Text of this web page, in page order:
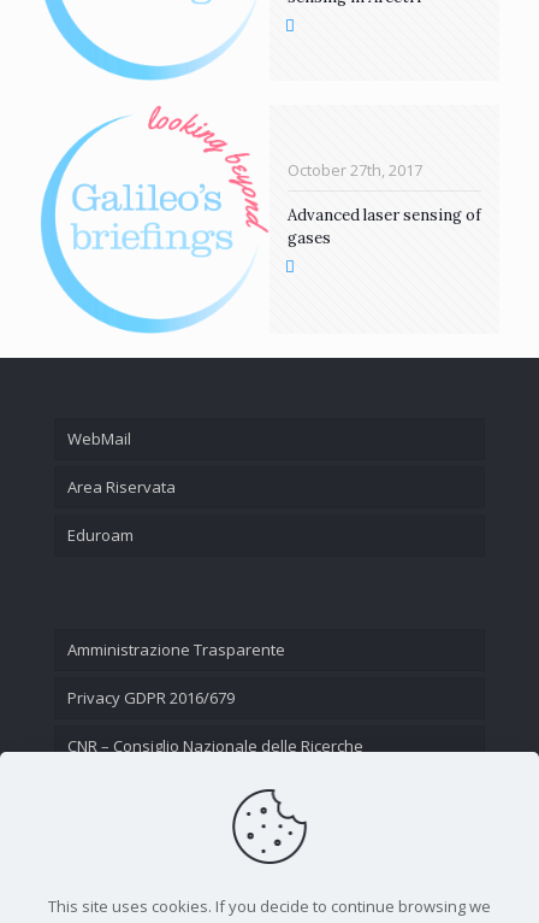
October 27th, 2017
Advanced laser sensing of
gases
WebMail
Area Riservata
Eduroam
Amministrazione Trasparente
Privacy GDPR 2016/679
CNR – Consiglio Nazionale delle Ricerche
This site uses cookies. If you decide to continue browsing we